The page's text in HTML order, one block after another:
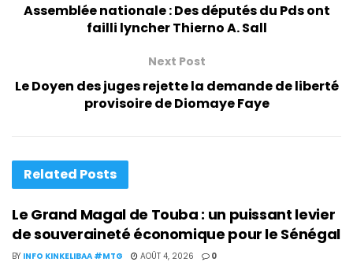
Assemblée nationale : Des députés du Pds ont
failli lyncher Thierno A. Sall
Next Post
Le Doyen des juges rejette la demande de liberté
provisoire de Diomaye Faye
Related Posts
Le Grand Magal de Touba : un puissant levier
de souveraineté économique pour le Sénégal
BY INFO KINKELIBAA #MTG AOÛT 4, 2026 0